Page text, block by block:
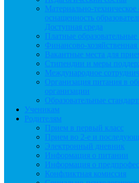
Материально-техническое
оснащенность
Доступная среда
Платные образовательные
Финансово-хозяйственная
Вакантные места для
Стипендии и меры
Международное
Организация питания в
организации
Образовательные
Ученикам
Родителям
Прием в первый класс
Прием во 2-е и
Электронный дневник
Информация о питании
Информация о
Конфликтная комиссия